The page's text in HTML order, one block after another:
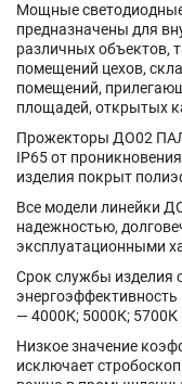
Мощные
предназначены для
различных объектов,
помещений цехов,
помещений,
площадей, открытых
Прожекторы ДО02
IP65 от
изделия покрыт
Все модели линейки
надежностью,
эксплуатационными
Срок службы изделия
— 4000К; 5000К; 5700К
Низкое значение
исключает